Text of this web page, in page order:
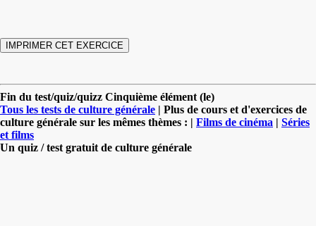
Fin du test/quiz/quizz Cinquième élément (le)
Tous les tests de culture générale | Plus de cours et d'exercices de
culture générale sur les mêmes thèmes : | Films de cinéma | Séries
et films
Un quiz / test gratuit de culture générale